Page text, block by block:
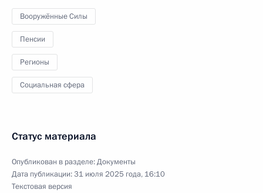
Вооружённые Силы
Пенсии
Регионы
Социальная сфера
Статус материала
Опубликован в разделе:Документы
Дата публикации:31 июля 2025 года, 16:10
Текстовая версия